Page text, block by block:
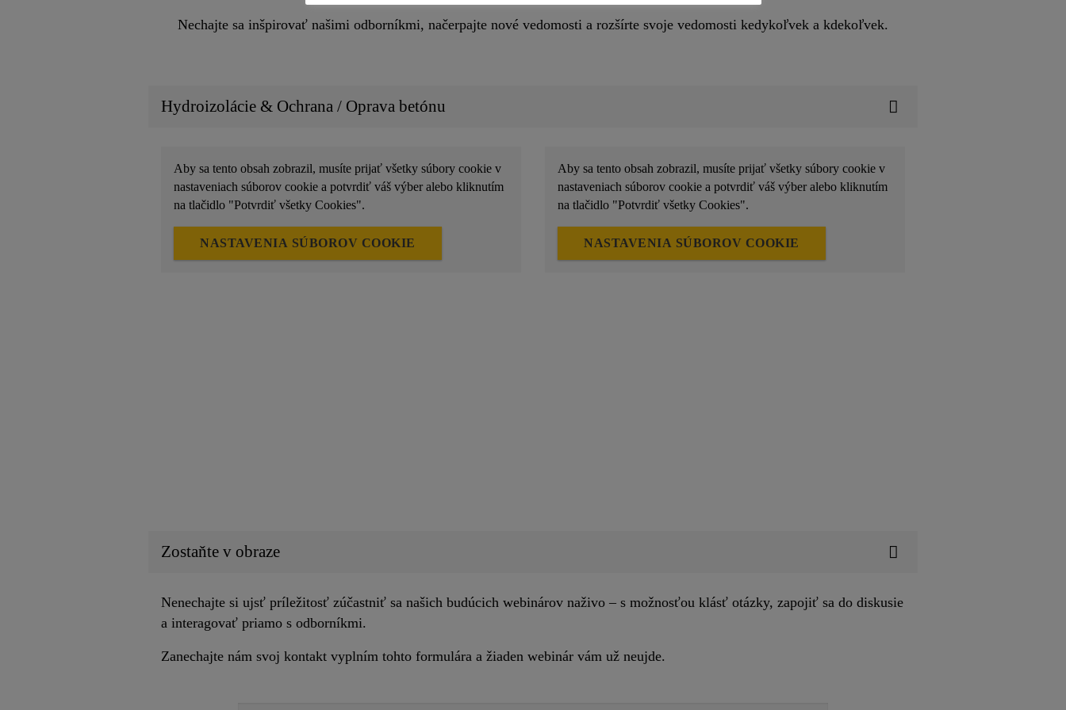
Nechajte sa inšpirovať našimi odborníkmi, načerpajte nové vedomosti a rozšírte svoje vedomosti kedykoľvek a kdekoľvek.
Hydroizolácie & Ochrana / Oprava betónu
Aby sa tento obsah zobrazil, musíte prijať všetky súbory cookie v
nastaveniach súborov cookie a potvrdiť váš výber alebo kliknutím
na tlačidlo "Potvrdiť všetky Cookies".
NASTAVENIA SÚBOROV COOKIE
Aby sa tento obsah zobrazil, musíte prijať všetky súbory cookie v
nastaveniach súborov cookie a potvrdiť váš výber alebo kliknutím
na tlačidlo "Potvrdiť všetky Cookies".
NASTAVENIA SÚBOROV COOKIE
Zostaňte v obraze
Nenechajte si ujsť príležitosť zúčastniť sa našich budúcich webinárov naživo – s možnosťou klásť otázky, zapojiť sa do diskusie
a interagovať priamo s odborníkmi.
Zanechajte nám svoj kontakt vyplním tohto formulára a žiaden webinár vám už neujde.